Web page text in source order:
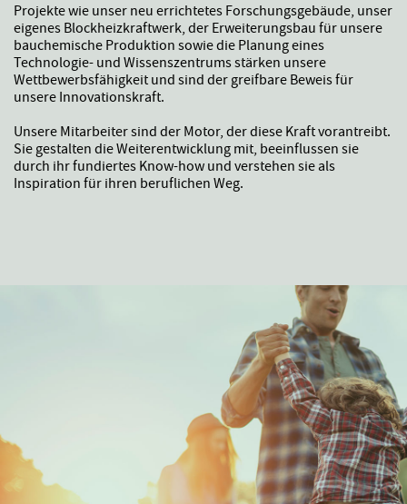
Projekte wie unser neu errichtetes Forschungsgebäude, unser
eigenes Blockheizkraftwerk, der Erweiterungsbau für unsere
bauchemische Produktion sowie die Planung eines
Technologie- und Wissenszentrums stärken unsere
Wettbewerbsfähigkeit und sind der greifbare Beweis für
unsere Innovationskraft.
Unsere Mitarbeiter sind der Motor, der diese Kraft vorantreibt.
Sie gestalten die Weiterentwicklung mit, beeinflussen sie
durch ihr fundiertes Know-how und verstehen sie als
Inspiration für ihren beruflichen Weg.